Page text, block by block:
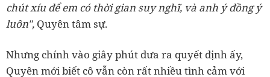
chút xíu để em có thời gian suy nghĩ, và anh ý đồng ý
luôn", Quyên tâm sự.
Nhưng chính vào giây phút đưa ra quyết định ấy,
Quyên mới biết cô vẫn còn rất nhiều tình cảm với